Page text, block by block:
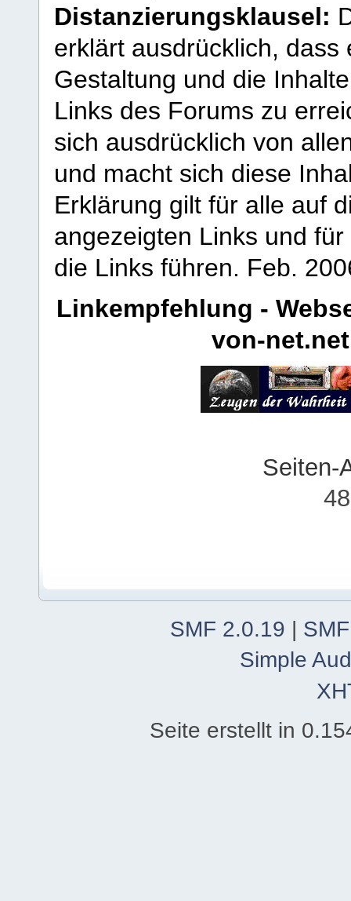
Distanzierungsklausel:
erklärt ausdrücklich,
Gestaltung und die
Links des Forums zu
sich ausdrücklich von
und macht sich diese
Erklärung gilt für alle auf
angezeigten Links und
die Links führen. Feb.
Linkempfehlung -
von-net.net
Seiten-
SMF 2.0.19 |
Simple
Seite erstellt in